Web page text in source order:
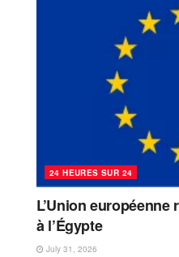
24 HEURES SUR 24
L’Union
à l’Égypte
July 31, 2026